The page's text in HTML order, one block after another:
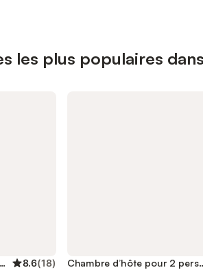
les plus populaires
2 personnes 8.6(18)
Chambre